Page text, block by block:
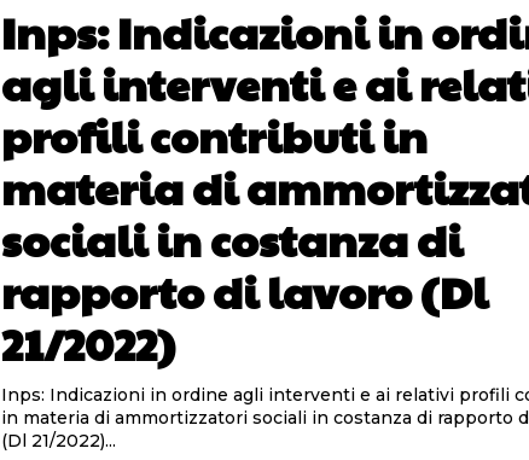
Inps: Indicazioni in
agli interventi e ai
profili contributi in
materia di
sociali in costanza di
rapporto di lavoro (Dl
21/2022)
Inps: Indicazioni in ordine agli interventi e ai relativi profili
in materia di ammortizzatori sociali in costanza di rapporto
(Dl 21/2022)...